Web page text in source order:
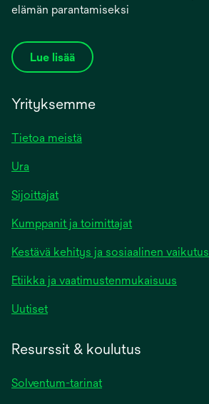
elämän parantamiseksi
Lue lisää
Yrityksemme
Tietoa meistä
Ura
Sijoittajat
Kumppanit ja toimittajat
Kestävä kehitys ja sosiaalinen vaikutus
Etiikka ja vaatimustenmukaisuus
Uutiset
Resurssit & koulutus
Solventum-tarinat